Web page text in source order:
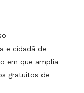
e cidadã de
em que amplia
gratuitos de